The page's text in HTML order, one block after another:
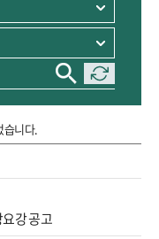
습니다.
강 공고